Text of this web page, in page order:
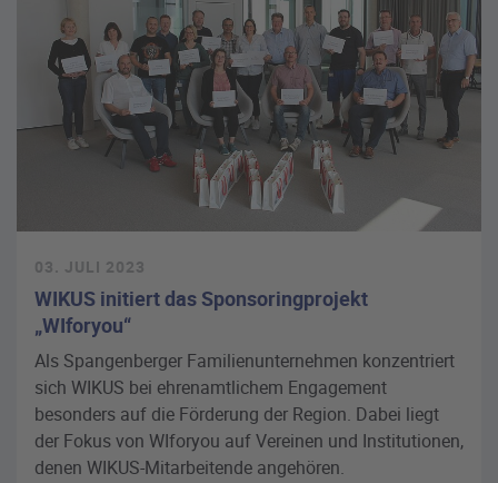
03. JULI 2023
WIKUS initiert das Sponsoringprojekt
„WIforyou“
Als Spangenberger Familienunternehmen konzentriert
sich WIKUS bei ehrenamtlichem Engagement
besonders auf die Förderung der Region. Dabei liegt
der Fokus von WIforyou auf Vereinen und Institutionen,
denen WIKUS-Mitarbeitende angehören.